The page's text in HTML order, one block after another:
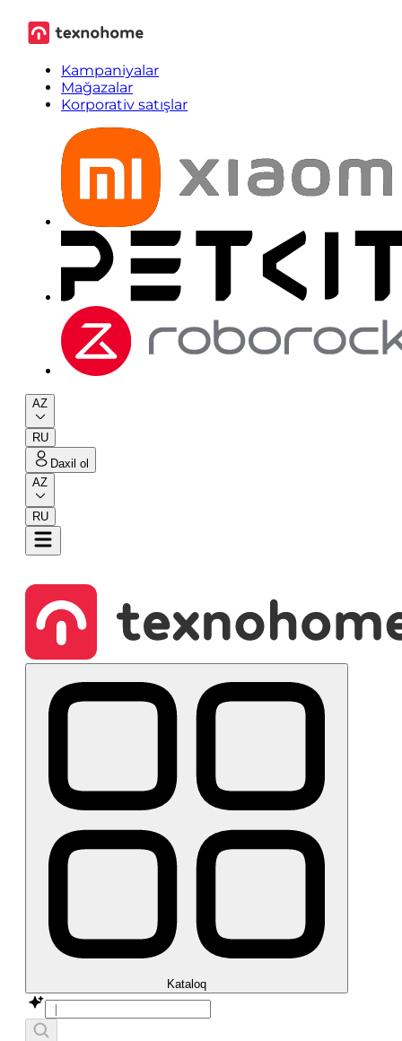
Kampaniyalar
Mağazalar
Korporativ satışlar
AZ
RU
Daxil ol
AZ
RU
Kataloq